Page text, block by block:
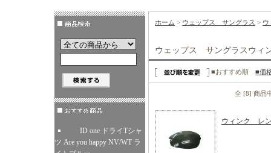
ID one ドライTシャ
ツ Are you happy NV/WT ラ
ホーム > ウェップス サングラス >
ウェップス サングラスウィ
■おすすめ順 ■価
全 [8] 商品
ウィンク レ